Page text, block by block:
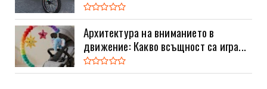
Архитектура на вниманието в
движение: Какво всъщност са игра...